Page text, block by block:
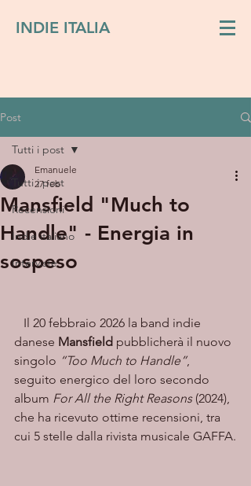
INDIE ITALIA
Post
Tutti i post
Recensioni
Indie italiano
Interviste
Tutti i post
Mansfield "Much to
Handle" - Energia in
sospeso
Emanuele
27 feb
danese Mansfield pubblicherà il nuovo
singolo “Too Much to Handle”,
seguito energico del loro secondo
album For All the Right Reasons (2024),
che ha ricevuto ottime recensioni, tra
cui 5 stelle dalla rivista musicale GAFFA.